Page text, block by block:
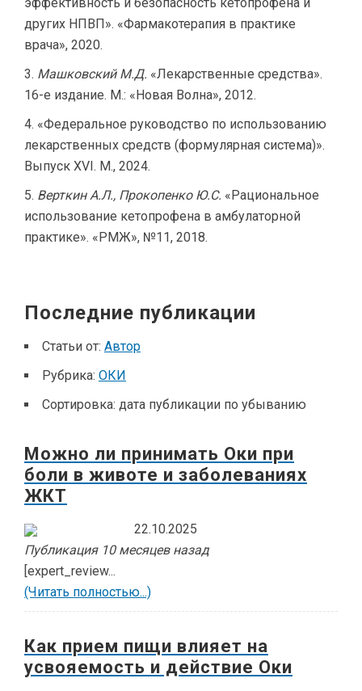
других НПВП». «Фармакотерапия в практике
врача», 2020.
Машковский М.Д. «Лекарственные средства».
16-е издание. М.: «Новая Волна», 2012.
«Федеральное руководство по использованию
лекарственных средств (формулярная система)».
Выпуск XVI. М., 2024.
Верткин А.Л., Прокопенко Ю.С. «Рациональное
использование кетопрофена в амбулаторной
практике». «РМЖ», №11, 2018.
Последние публикации
Статьи от: Автор
Рубрика: ОКИ
Сортировка: дата публикации по убыванию
Можно ли принимать Оки при
боли в животе и заболеваниях
ЖКТ
22.10.2025
Публикация 10 месяцев назад
[expert_review...
(Читать полностью...)
Как прием пищи влияет на
усвояемость и действие Оки